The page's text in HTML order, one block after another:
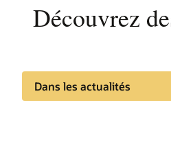
Découvrez
Dans les actualités